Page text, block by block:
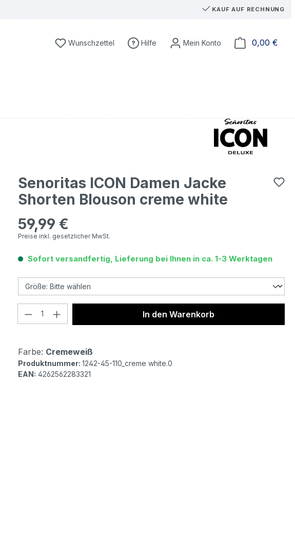
KAUF AUF RECHNUNG
Du hast 0 Produkte auf dem Merkzettel
Wunschzettel Hilfe 0,00 €
Senoritas ICON Damen Jacke
Shorten Blouson creme white
Regulärer Preis:
59,99 €
Preise inkl. gesetzlicher MwSt.
Sofort versandfertig, Lieferung bei Ihnen in ca. 1-3 Werktagen
Produkt Anzahl: Gib den gewünschten Wert
In den Warenkorb
Farbe: Cremeweiß
Produktnummer: 1242-45-110_creme white.0
EAN: 4262562283321